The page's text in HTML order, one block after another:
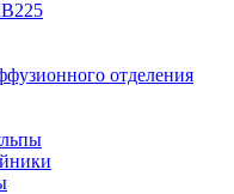
отделения